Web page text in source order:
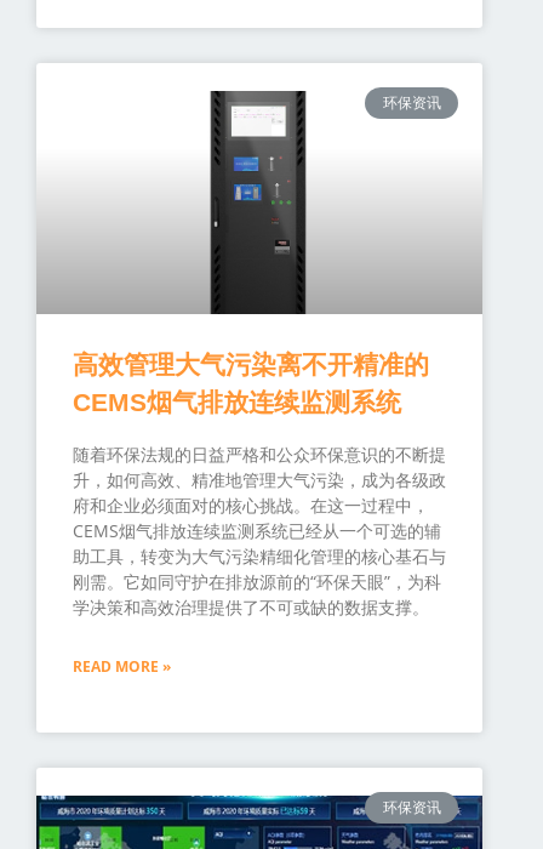
环保资讯
高效管理大气污染离不开精准的
CEMS烟气排放连续监测系统
随着环保法规的日益严格和公众环保意识的不断提
升，如何高效、精准地管理大气污染，成为各级政
府和企业必须面对的核心挑战。在这一过程中，
CEMS烟气排放连续监测系统已经从一个可选的辅
助工具，转变为大气污染精细化管理的核心基石与
刚需。它如同守护在排放源前的“环保天眼”，为科
学决策和高效治理提供了不可或缺的数据支撑。
READ MORE »
环保资讯